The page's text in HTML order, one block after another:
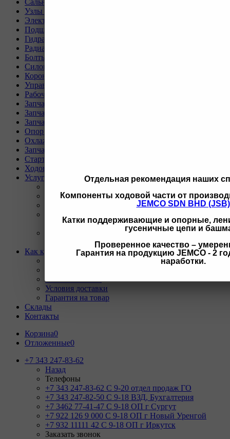
Отдельная рекомендация наших
Компоненты ходовой части от
JEMCO SDN BHD (JSB)
Катки поддерживающие и опорные,
гусеничные цепи и
Проверенное качество –
Гарантия на продукцию JEMCO - 2
наработки.
Сальники, прокладки, кольца для спецтехники
Узлы и агрегаты для спецтехники
Электрическая система
Подшипники, пальцы, шайбы и втулки
Гидравлическая система
Радиаторы для спецтехники
Болты и гайки для спецтехники
Силовая передача
Коронки, ножи, бокорезы для спецтехники
Управление и кабина оператора
Рабочее оборудование
Запчасти для техники SEM
Запчасти для техники XCMG
Запчасти для техники SANY
Опорно-поворотные круги
Охлаждающая система
Запчасти для буровых станков KAISHAN
Стартеры и генераторы разное
Ходовая часть для Liebherr
Услуги
Услуги
дорожно-строительной техники.
Ремонт и восстановление отверстий проушин
Как купить
Условия оплаты
Условия доставки
Гарантия на товар
Склады
Контакты
Корзина0
Отложенные0
+7 343 247-83-62
Назад
Телефоны
+7 343 247-83-62 С 9-20 отдел продаж ГО
+7 343 247-82-50 С 9-18 ВЗД, Бухгалтерия
+7 3462 77-41-47 С 9-18 ОП г Сургут
+7 922 126 9 000 С 9-18 ОП г Новый Уренгой
+7 932 11111 42 С 9-18 ОП г Иркутск
Заказать звонок